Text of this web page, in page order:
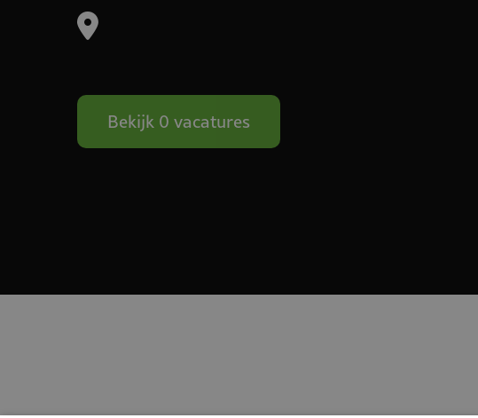
Bekijk 0 vacatures